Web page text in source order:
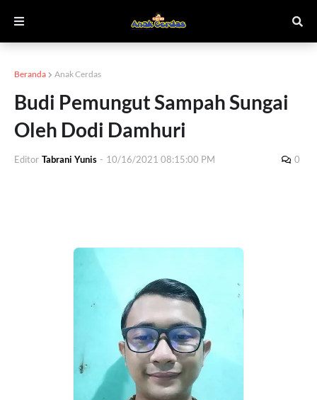
Beranda Anak Cerdas
Budi Pemungut Sampah Sungai
Oleh Dodi Damhuri
Editor Tabrani Yunis - 10/16/2021 08:15:00 PM 0